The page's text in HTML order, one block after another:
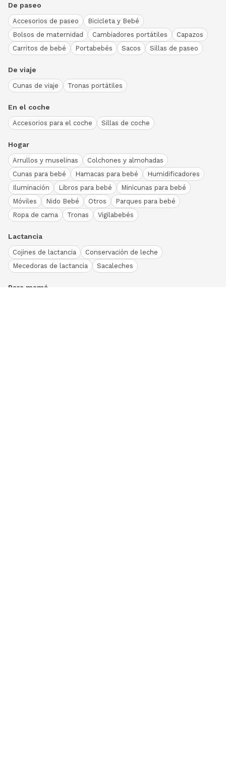
De paseo
Accesorios de paseo
Bicicleta y Bebé
Bolsos de maternidad
Cambiadores portátiles
Capazos
Carritos de bebé
Portabebés Sacos Sillas de paseo
De viaje
Cunas de viaje Tronas portátiles
En el coche
Accesorios para el coche Sillas de coche
Hogar
Arrullos y muselinas
Colchones y almohadas
Cunas para bebé
Hamacas para bebé
Humidificadores
Iluminación
Libros para bebé
Minicunas para bebé
Móviles
Nido Bebé Otros
Parques para bebé
Ropa de cama
Tronas Vigilabebés
Lactancia
Cojines de lactancia
Conservación de leche
Mecedoras de lactancia
Sacaleches
Para mamá